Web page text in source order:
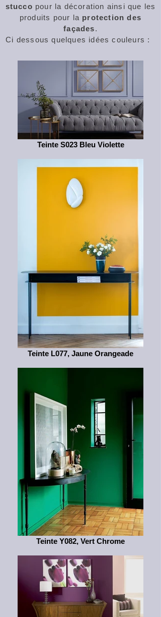
stucco pour la décoration ainsi que les
produits pour la protection des
façades.
Ci dessous quelques idées couleurs :
Teinte S023 Bleu Violette
Teinte L077, Jaune Orangeade
Teinte Y082, Vert Chrome